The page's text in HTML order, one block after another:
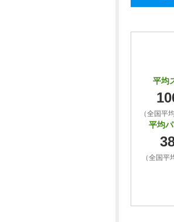
平均
（全国平
平均
（全国平